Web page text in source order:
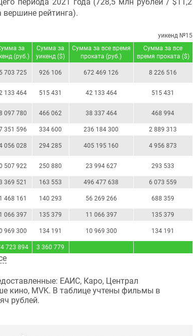
вершине рейтинга).
уикенд №15
за
(руб.)
Сумма за
уикенд ($)
Сумма за все время
проката (руб.)
Сумма за все
время проката ($)
723 894 3 360 779
703 725 926 106 672 469 126 8 226 516
133 464 515 431 42 133 464 515 431
097 780 466 062 38 337 464 468 994
351 596 334 600 236 184 300 2 889 313
056 028 294 285 405 195 160 4 956 873
507 922 250 880 23 994 627 293 533
369 521 163 553 496 477 638 6 073 559
468 161 140 293 56 269 266 688 359
066 397 135 379 11 066 397 135 379
969 300 134 191 10 969 300 134 191
ЕАИС, Каро, Централ
кино, MVK. В таблице учтены фильмы в
рублей.